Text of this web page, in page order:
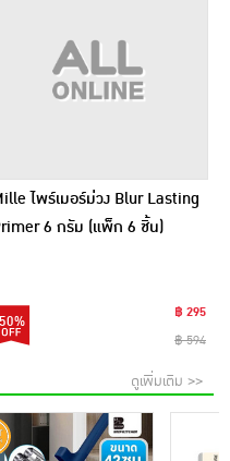
ไพร์เมอร์ม่วง Blur Lasting
6 กรัม (แพ็ก 6 ชิ้น)
50%
฿ 295
฿ 594
ดูเพิ่มเติม >>